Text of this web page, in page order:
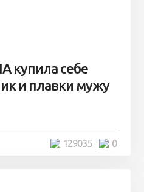
купила себе
и плавки мужу
0
129035